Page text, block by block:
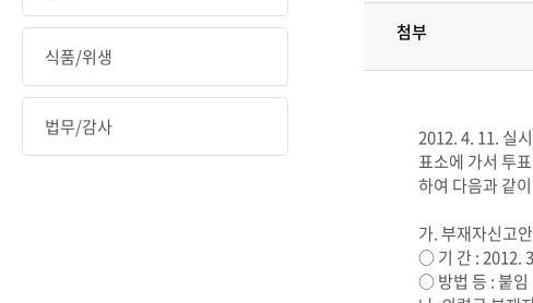
식품/위생
법무/감사
첨부
2012. 4. 11. 실
표소에 가서 투
하여 다음과 같
가. 부재자신고
○ 기 간 : 2012.
○ 방법 등 : 붙임